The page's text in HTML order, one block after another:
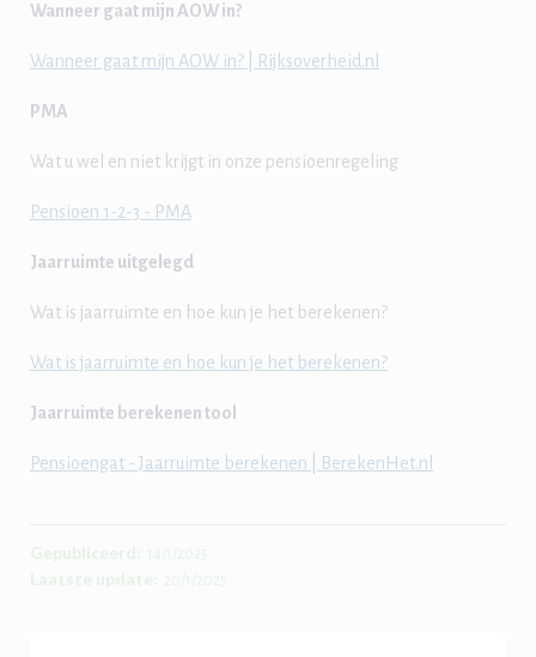
Wanneer gaat mijn AOW in?
Wanneer gaat mijn AOW in? | Rijksoverheid.nl
PMA
Wat u wel en niet krijgt in onze pensioenregeling
Pensioen 1-2-3 - PMA
Jaarruimte uitgelegd
Wat is jaarruimte en hoe kun je het berekenen?
Wat is jaarruimte en hoe kun je het berekenen?
Jaarruimte berekenen tool
Pensioengat - Jaarruimte berekenen | BerekenHet.nl
Gepubliceerd: 14/1/2025
Laatste update: 20/1/2025